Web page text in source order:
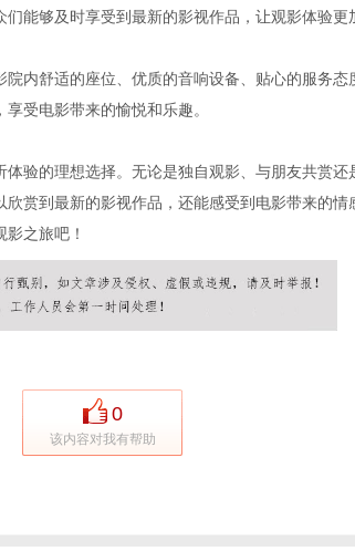
能够及时享受到最新的影视作品，让观影体验更
内舒适的座位、优质的音响设备、贴心的服务
受电影带来的愉悦和乐趣。
验的理想选择。无论是独自观影、与朋友共赏还
赏到最新的影视作品，还能感受到电影带来的
之旅吧！
0
该内容对我有帮助